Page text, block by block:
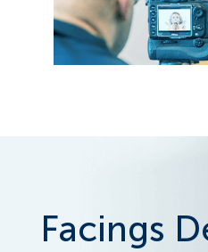
Facings